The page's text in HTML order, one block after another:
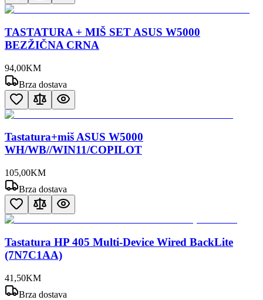
TASTATURA + MIŠ SET ASUS W5000
BEZŽIČNA CRNA
94,00KM
Brza dostava
Tastatura+miš ASUS W5000
WH/WB//WIN11/COPILOT
105,00KM
Brza dostava
Tastatura HP 405 Multi-Device Wired BackLite
(7N7C1AA)
41 ,50KM
Brza dostava